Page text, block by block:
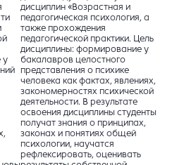
у
дисциплин «Возрастная и
педагогическая психология, а
также прохождения
педагогической практики. Цель
дисциплины: формирование у
бакалавров целостного
представления о психике
человека как фактах, явлениях,
закономерностях психической
деятельности. В результате
освоения дисциплины студенты
получат знания о принципах,
законах и понятиях общей
психологии, научатся
рефлексировать, оценивать